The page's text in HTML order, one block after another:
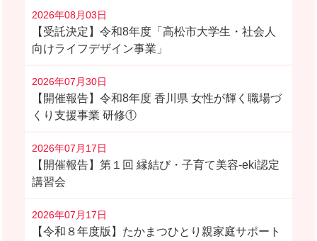
2026年08月03日
【受託決定】令和8年度「高松市大学生・社会人
向けライフデザイン事業」
2026年07月30日
【開催報告】令和8年度 香川県 女性が輝く職場づ
くり支援事業 研修①
2026年07月17日
【開催報告】第１回 縁結び・子育て美容-eki認定
講習会
2026年07月17日
【令和８年度版】たかまつひとり親家庭サポート